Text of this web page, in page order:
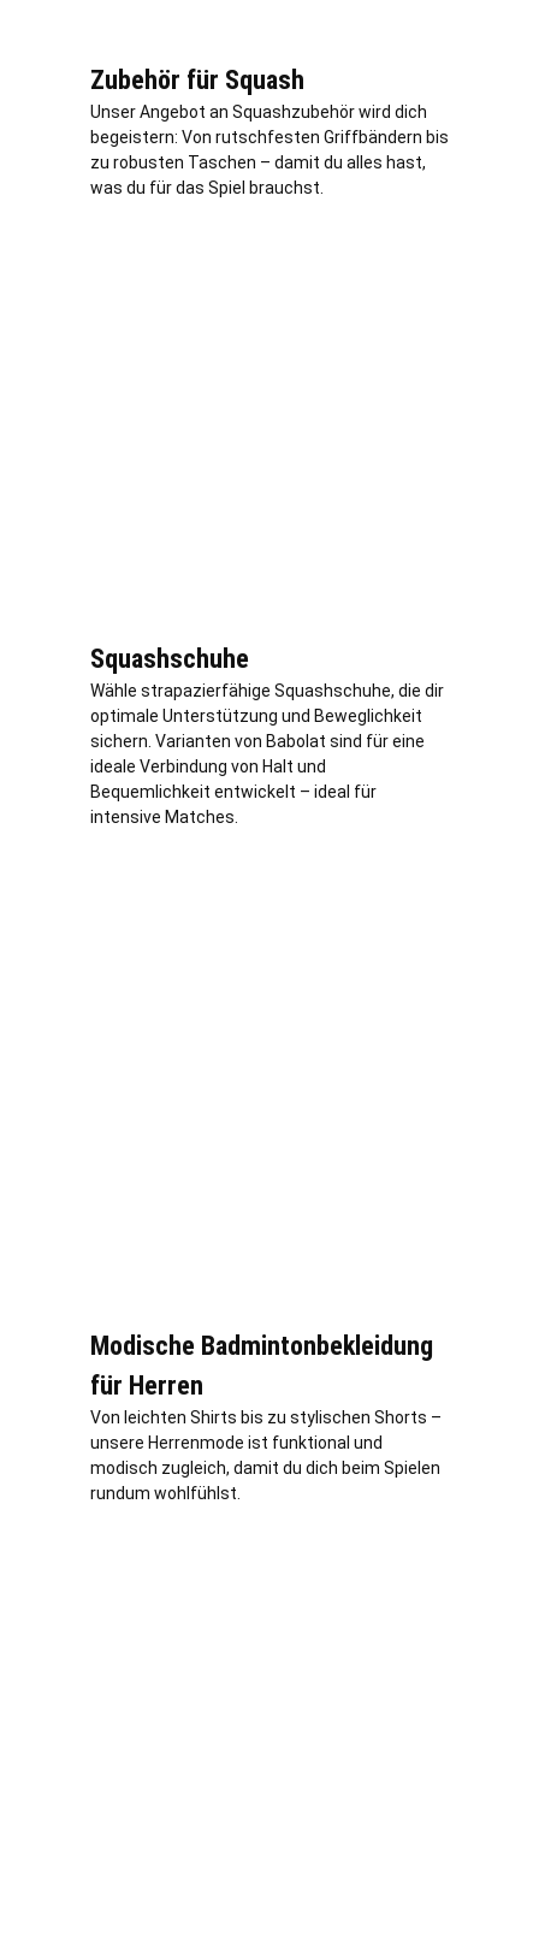
Zubehör für Squash
Unser Angebot an Squashzubehör wird dich
begeistern: Von rutschfesten Griffbändern bis
zu robusten Taschen – damit du alles hast,
was du für das Spiel brauchst.
Squashschuhe
Wähle strapazierfähige Squashschuhe, die dir
optimale Unterstützung und Beweglichkeit
sichern. Varianten von Babolat sind für eine
ideale Verbindung von Halt und
Bequemlichkeit entwickelt – ideal für
intensive Matches.
Modische Badmintonbekleidung
für Herren
Von leichten Shirts bis zu stylischen Shorts –
unsere Herrenmode ist funktional und
modisch zugleich, damit du dich beim Spielen
rundum wohlfühlst.